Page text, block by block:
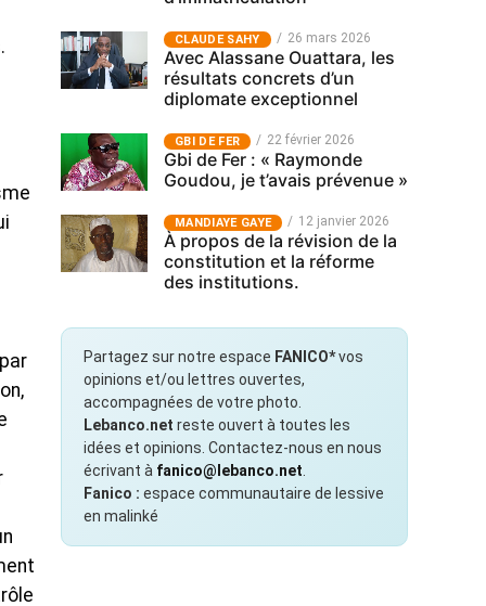
CLAUDE SAHY 26 mars 2026
Avec Alassane Ouattara, les
résultats concrets d’un
diplomate exceptionnel
GBI DE FER 22 février 2026
Gbi de Fer : « Raymonde
Goudou, je t’avais prévenue »
MANDIAYE GAYE 12 janvier 2026
À propos de la révision de la
constitution et la réforme
des institutions.
Partagez sur notre espace FANICO*vos
opinions et/ou lettres ouvertes,
accompagnées de votre photo.
Lebanco.net reste ouvert à toutes les
idées et opinions. Contactez-nous en nous
écrivant à fanico@lebanco.net
Fanico : espace communautaire de lessive
en malinké